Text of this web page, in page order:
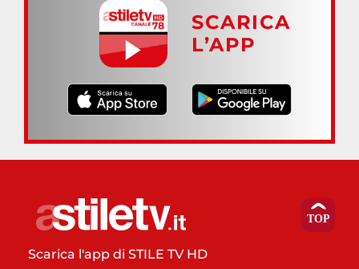
SCARICA
L’APP
Scarica l'app di STILE TV HD